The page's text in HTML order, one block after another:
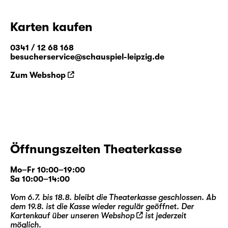
den Spiegeln“. Weit mehr als eine
Fortsetzung, entführt die Geschichte in eine
Welt voller Paradoxien, logisch-
skurriler Zeitgenossen.
nun zum mittlerweile neunten Streich aus —
und beleuchten eine der ganz großen Figuren
der Kinder- und Weltliteratur von ihrer zu
Unrecht unbekannteren (Spiegel-)Seite.
Karten kaufen
0341 / 12 68 168
besucherservice@schauspiel-leipzig.de
Zum Webshop
Öffnungszeiten Theaterkasse
Mo–Fr 10:00–19:00
Sa 10:00–14:00
Vom 6.7. bis 18.8. bleibt die Theaterkasse geschlossen. Ab
dem 19.8. ist die Kasse wieder regulär geöffnet. Der
Kartenkauf über unseren Webshop
ist jederzeit
möglich.